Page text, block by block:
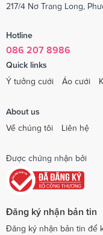
217/4 Nơ Trang Long,
Hotline
086 207 8986
Quick links
Ý tưởng cưới
Áo cưới
About us
Về chúng tôi
Liên hệ
Được chứng nhận bởi
Đăng ký nhận bản tin
Đăng ký nhận bản tin để